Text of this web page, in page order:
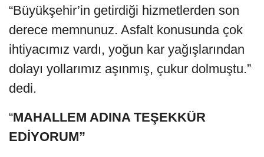
“Büyükşehir’in getirdiği hizmetlerden son
derece memnunuz. Asfalt konusunda çok
ihtiyacımız vardı, yoğun kar yağışlarından
dolayı yollarımız aşınmış, çukur dolmuştu.”
dedi.
“MAHALLEM ADINA TEŞEKKÜR
EDİYORUM”